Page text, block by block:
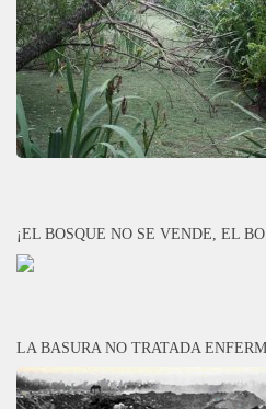
¡EL BOSQUE NO SE VENDE, EL
LA BASURA NO TRATADA